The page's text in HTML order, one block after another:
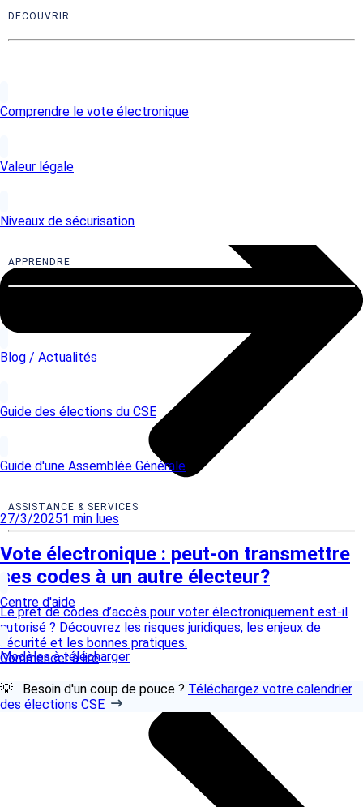
DECOUVRIR
Comprendre le vote électronique
Valeur légale
Niveaux de sécurisation
APPRENDRE
Blog / Actualités
Guide des élections du CSE
Guide d'une Assemblée Générale
ASSISTANCE & SERVICES
Centre d'aide
Modèles à télécharger
💡 Besoin d'un coup de pouce ? Téléchargez votre calendrier
des élections CSE
Découvrez comment mettre en place le vote électronique en
27/3/20251 min lues
Vote électronique : peut-on transmettre
ses codes à un autre électeur?
Le prêt de codes d’accès pour voter électroniquement est-il
autorisé ? Découvrez les risques juridiques, les enjeux de
sécurité et les bonnes pratiques.
Commencer à lire